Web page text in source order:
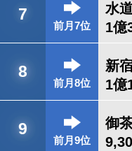
7
前月7位
水
1億
8
前月8位
新
1億
9
前月9位
御